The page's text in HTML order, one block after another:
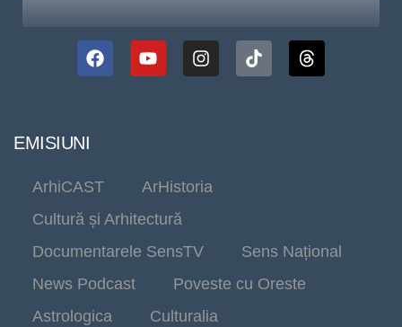
EMISIUNI
ArhiCAST
ArHistoria
Cultură și Arhitectură
Documentarele SensTV
Sens Național
News Podcast
Poveste cu Oreste
Astrologica
Culturalia